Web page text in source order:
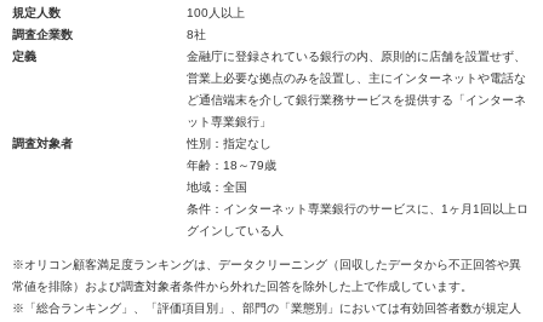
規定人数
100人以上
調査企業数
8社
定義
金融庁に登録されている銀行の内、原則的に店舗を設置せず、
営業上必要な拠点のみを設置し、主にインターネットや電話な
ど通信端末を介して銀行業務サービスを提供する「インターネ
ット専業銀行」
調査対象者
性別：指定なし
年齢：18～79歳
地域：全国
条件：インターネット専業銀行のサービスに、1ヶ月1回以上ロ
グインしている人
※オリコン顧客満足度ランキングは、データクリーニング（回収したデータから不正回答や異
常値を排除）および調査対象者条件から外れた回答を除外した上で作成しています。
※「総合ランキング」、「評価項目別」、部門の「業態別」においては有効回答者数が規定人